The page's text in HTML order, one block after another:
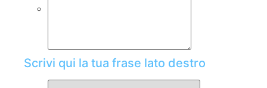
Scrivi qui la tua frase lato destro